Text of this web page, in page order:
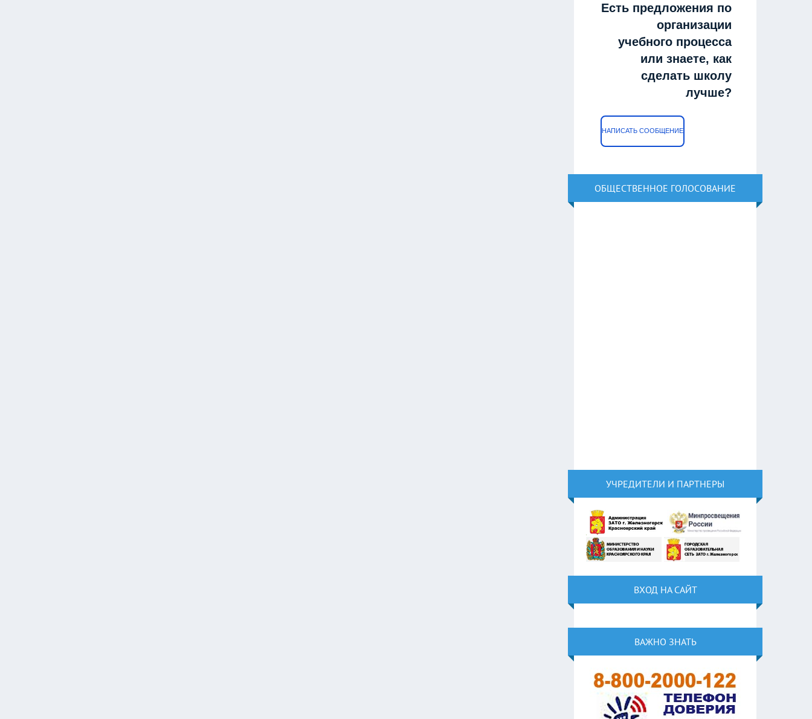
Есть предложения по
организации
учебного процесса
или знаете, как
сделать школу
лучше?
НАПИСАТЬ СООБЩЕНИЕ
ОБЩЕСТВЕННОЕ ГОЛОСОВАНИЕ
УЧРЕДИТЕЛИ И ПАРТНЕРЫ
ВХОД НА САЙТ
ВАЖНО ЗНАТЬ